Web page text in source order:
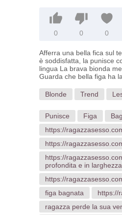
0 0 0
Afferra una bella fica sul
è soddisfatta, la punisce
lingua La brava bionda
Guarda che bella figa ha
Blonde Trend
Punisce Figa
https://
https://
https://
profondita e in larghezza
https://
figa bagnata
https://
ragazza perde la sua